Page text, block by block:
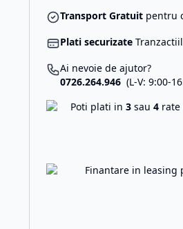
Transport Gratuit pentru
Plati securizate
Ai nevoie de ajutor?
0726.264.946 (L-V: 9:00-
Poti plati in 3 sau 4
Finantare in